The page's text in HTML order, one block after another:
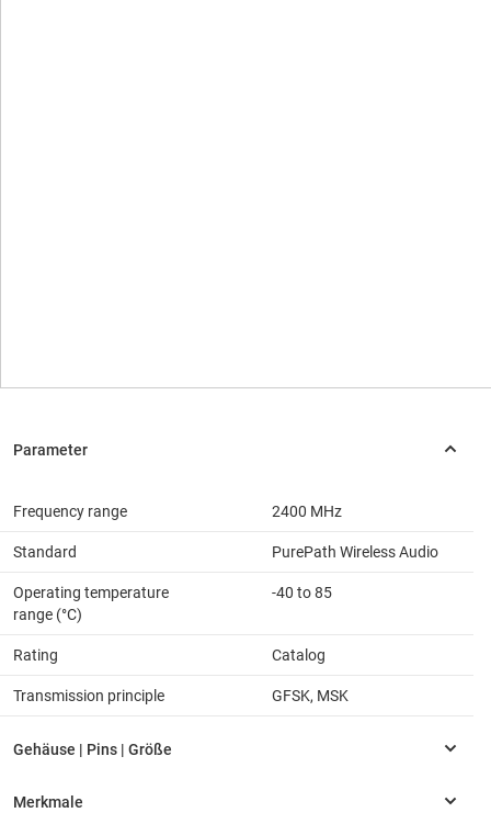
Frequency range 2400 MHz
Standard PurePath Wireless Audio
Operating temperature
range (°C)
-40 to 85
Rating Catalog
Transmission principle GFSK, MSK